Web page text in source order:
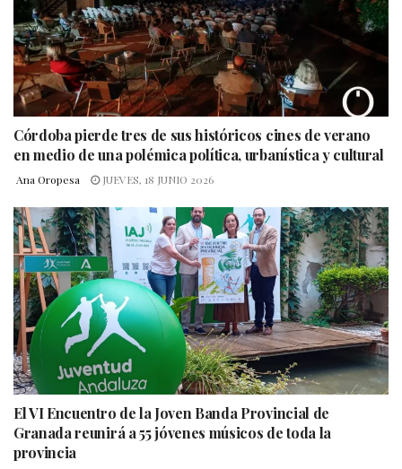
Córdoba pierde tres de sus históricos cines de verano
en medio de una polémica política, urbanística y cultural
Ana Oropesa JUEVES, 18 JUNIO 2026
El VI Encuentro de la Joven Banda Provincial de
Granada reunirá a 55 jóvenes músicos de toda la
provincia